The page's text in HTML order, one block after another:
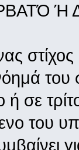
Ή
του
ή σε
του